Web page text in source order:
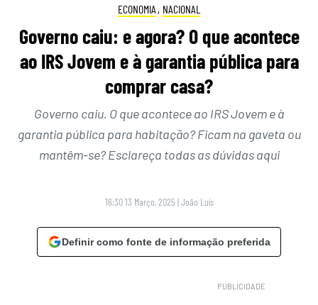
ECONOMIA , NACIONAL
Governo caiu: e agora? O que acontece
ao IRS Jovem e à garantia pública para
comprar casa?
Governo caiu. O que acontece ao IRS Jovem e à
garantia pública para habitação? Ficam na gaveta ou
mantêm-se? Esclareça todas as dúvidas aqui
16:30 13 Março, 2025 |João Luís
Definir como fonte de informação preferida